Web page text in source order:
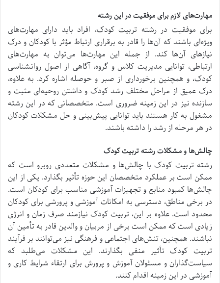
مهارت‌های لازم برای موفقیت در این رشته
برای موفقیت در رشته تربیت کودک، افراد باید دارای مهارت‌های
ویژه‌ای باشند که آن‌ها را قادر به برقراری ارتباط مؤثر با کودکان و درک
نیازهای آن‌ها کند. از جمله این مهارت‌ها می‌توان به مهارت‌های
ارتباطی، توانایی مدیریت کلاس و گروه، آگاهی از اصول روانشناسی
کودک، و همچنین برخورداری از صبر و حوصله اشاره کرد. به علاوه،
درک عمیق از مراحل مختلف رشد کودک و داشتن روحیه‌ای مثبت و
سازنده نیز در این زمینه ضروری است. متخصصانی که در این رشته
مشغول به کار هستند باید توانایی پیش‌بینی و حل مشکلات کودکان
در هر مرحله از رشد را داشته باشند.
چالش‌ها و مشکلات رشته تربیت کودک
رشته تربیت کودک با چالش‌ها و مشکلات متعددی روبرو است که
ممکن است بر عملکرد متخصصان این حوزه تأثیر بگذارد. یکی از این
چالش‌ها کمبود منابع و تجهیزات آموزشی مناسب برای کودکان است.
در برخی مناطق، دسترسی به امکانات آموزشی و پرورشی برای کودکان
محدود است. علاوه بر این، تربیت کودک نیازمند صرف زمان و انرژی
زیادی است که ممکن است برخی از مربیان و والدین قادر به تأمین آن
نباشند. همچنین، تنش‌های اجتماعی و فرهنگی نیز می‌توانند بر فرآیند
تربیت کودک تأثیر منفی بگذارند. این مشکلات می‌طلبد که
سیاست‌گذاران و مسئولان آموزش و پرورش برای ارتقاء شرایط کاری و
آموزشی در این زمینه اقدام کنند.